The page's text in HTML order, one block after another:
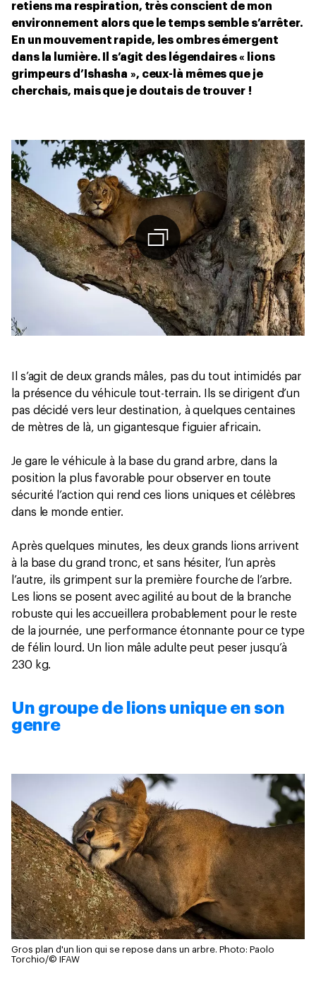
retiens ma respiration, très conscient de mon
environnement alors que le temps semble s’arrêter.
En un mouvement rapide, les ombres émergent
dans la lumière. Il s’agit des légendaires « lions
grimpeurs d’Ishasha », ceux-là mêmes que je
cherchais, mais que je doutais de trouver !
Il s’agit de deux grands mâles, pas du tout intimidés par
la présence du véhicule tout-terrain. Ils se dirigent d’un
pas décidé vers leur destination, à quelques centaines
de mètres de là, un gigantesque figuier africain.
Je gare le véhicule à la base du grand arbre, dans la
position la plus favorable pour observer en toute
sécurité l’action qui rend ces lions uniques et célèbres
dans le monde entier.
Après quelques minutes, les deux grands lions arrivent
à la base du grand tronc, et sans hésiter, l’un après
l’autre, ils grimpent sur la première fourche de l’arbre.
Les lions se posent avec agilité au bout de la branche
robuste qui les accueillera probablement pour le reste
de la journée, une performance étonnante pour ce type
de félin lourd. Un lion mâle adulte peut peser jusqu’à
230 kg.
Un groupe de lions unique en son
genre
Gros plan d'un lion qui se repose dans un arbre. Photo: Paolo
Torchio/© IFAW